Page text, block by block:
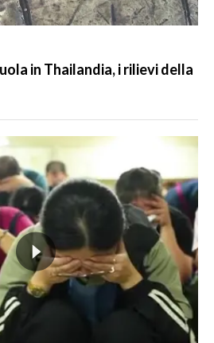
in Thailandia, i rilievi della